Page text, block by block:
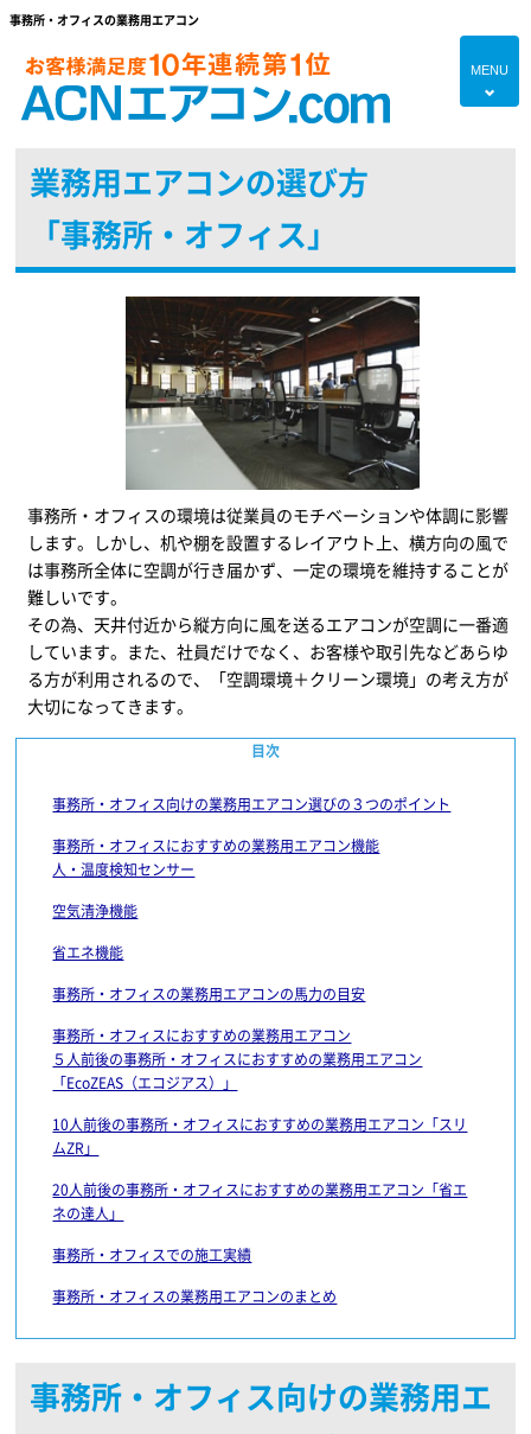
事務所・オフィスの業務用エアコン
MENU
4
HOME
プランのご紹介
エアコン対応エリア
エアコンあれこれ
初めての方へ
エアコンブログ
よくあるご質問
現地調査・お見積り無料
業務用エアコンの選び方
「事務所・オフィス」
事務所・オフィスの環境は従業員のモチベーションや体調に影響
します。しかし、机や棚を設置するレイアウト上、横方向の風で
は事務所全体に空調が行き届かず、一定の環境を維持することが
難しいです。
その為、天井付近から縦方向に風を送るエアコンが空調に一番適
しています。また、社員だけでなく、お客様や取引先などあらゆ
る方が利用されるので、「空調環境＋クリーン環境」の考え方が
大切になってきます。
目次
事務所・オフィス向けの業務用エアコン選びの３つのポイント
事務所・オフィスにおすすめの業務用エアコン機能
人・温度検知センサー
空気清浄機能
省エネ機能
事務所・オフィスの業務用エアコンの馬力の目安
事務所・オフィスにおすすめの業務用エアコン
５人前後の事務所・オフィスにおすすめの業務用エアコン
「EcoZEAS（エコジアス）」
10人前後の事務所・オフィスにおすすめの業務用エアコン「スリ
ムZR」
20人前後の事務所・オフィスにおすすめの業務用エアコン「省エ
ネの達人」
事務所・オフィスでの施工実績
事務所・オフィスの業務用エアコンのまとめ
事務所・オフィス向けの業務用エ